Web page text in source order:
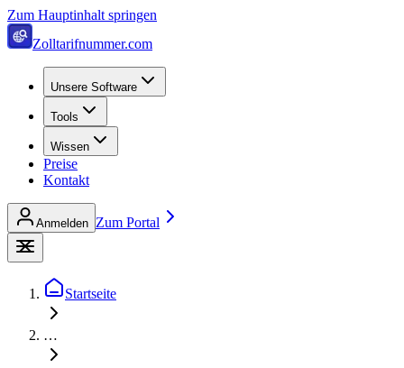
Zum Hauptinhalt springen
Zolltarifnummer.com
Unsere Software
Tools
Wissen
Preise
Kontakt
Anmelden Zum Portal
Startseite
…